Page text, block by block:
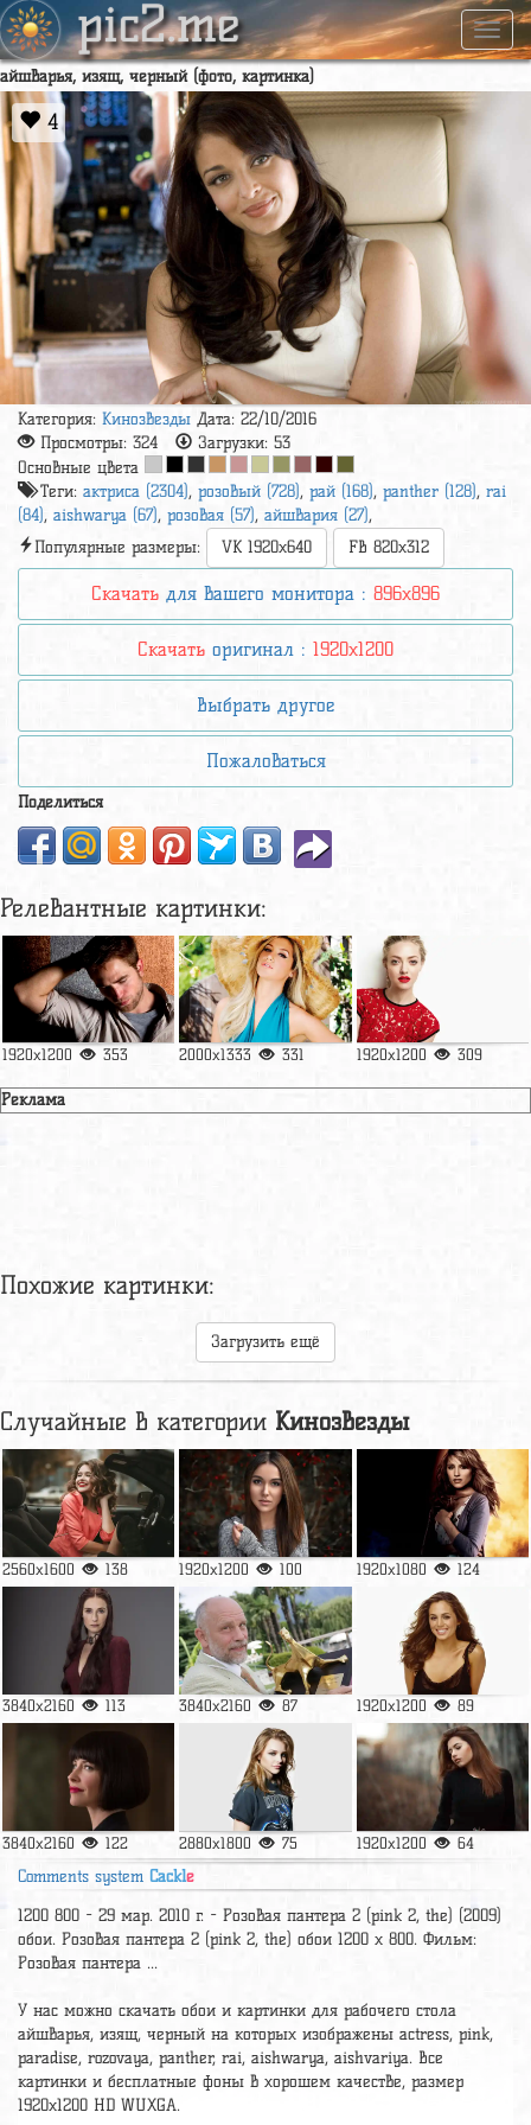
pic2.me
айшварья, изящ, черный (фото, картинка)
4
Категория: Кинозвезды Дата: 22/10/2016
Просмотры: 324 Загрузки: 53
Основные цвета
Теги: актриса (2304), розовый (728), рай (168), panther (128), rai
(84), aishwarya (67), розовая (57), айшвария (27),
Популярные размеры:
VK 1920x640 FB 820x312
Скачать для вашего монитора : 896x896
Скачать оригинал : 1920x1200
Выбрать другое
Пожаловаться
Поделиться
Релевантные картинки:
1920x1200 353 2000x1333 331 1920x1200 309
Реклама
Похожие картинки:
Загрузить ещё
Случайные в категории Кинозвезды
2560x1600 138 1920x1200 100 1920x1080 124
3840x2160 113 3840x2160 87 1920x1200 89
3840x2160 122 2880x1800 75 1920x1200 64
Comments system Cackle
1200 800 - 29 мар. 2010 г. - Розовая пантера 2 (pink 2, the) (2009)
обои. Розовая пантера 2 (pink 2, the) обои 1200 x 800. Фильм:
Розовая пантера ...
У нас можно скачать обои и картинки для рабочего стола
айшварья, изящ, черный на которых изображены actress, pink,
paradise, rozovaya, panther, rai, aishwarya, aishvariya. Все
картинки и бесплатные фоны в хорошем качестве, размер
1920x1200 HD WUXGA.